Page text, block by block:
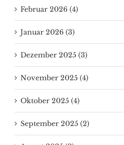
Februar 2026 (4)
Januar 2026 (3)
Dezember 2025 (3)
November 2025 (4)
Oktober 2025 (4)
September 2025 (2)